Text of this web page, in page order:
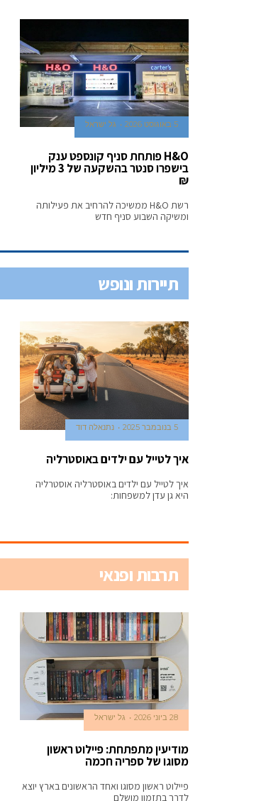
5 באוגוסט 2026 גל ישראל
H&O פותחת סניף קונספט ענק
בישפרו סנטר בהשקעה של 3 מיליון
₪
רשת H&O ממשיכה להרחיב את פעילותה
ומשיקה השבוע סניף חדש
תיירות ונופש
5 בנובמבר 2025 נתנאלה דוד
איך לטייל עם ילדים באוסטרליה
איך לטייל עם ילדים באוסטרליה אוסטרליה
היא גן עדן למשפחות:
תרבות ופנאי
28 ביוני 2026 גל ישראל
מודיעין מתפתחת: פיילוט ראשון
מסוגו של ספריה חכמה
פיילוט ראשון מסוגו ואחד הראשונים בארץ יוצא
לדרך בתזמון מושלם